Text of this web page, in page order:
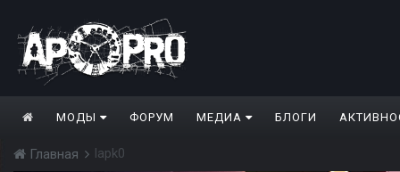
МОДЫ ФОРУМ МЕДИА БЛОГИ
Главная lapk0